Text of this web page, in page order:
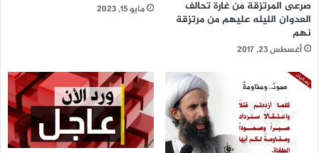
صرعى المرتزقة من غارة تحالف
العدوان الليله عليهم من مرتزقة
نهم
أغسطس 23, 2017
مايو 15, 2023